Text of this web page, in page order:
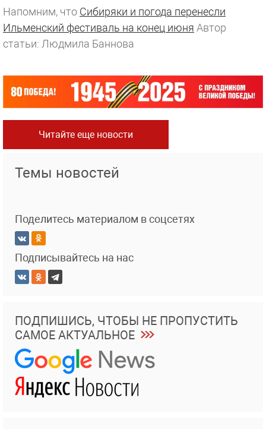
Напомним, что Сибиряки и погода перенесли
Ильменский фестиваль на конец июня Автор
статьи: Людмила Баннова
Читайте еще новости
Темы новостей
Поделитесь материалом в соцсетях
Подписывайтесь на нас
ПОДПИШИСЬ, ЧТОБЫ НЕ ПРОПУСТИТЬ
САМОЕ АКТУАЛЬНОЕ